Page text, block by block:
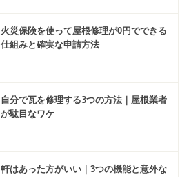
火災保険を使って屋根修理が0円でできる
仕組みと確実な申請方法
自分で瓦を修理する3つの方法｜屋根業者
が駄目なワケ
軒はあった方がいい｜3つの機能と意外な